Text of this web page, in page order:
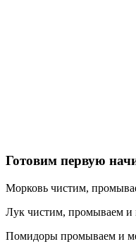
Готовим первую
Морковь чистим,
Лук чистим, промываем и
Помидоры промываем и